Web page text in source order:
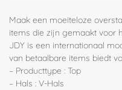
Maak een moeiteloze
items die zijn gemaakt voor
JDY is een internationaal
van betaalbare items biedt
– Producttype : Top
– Hals : V-Hals